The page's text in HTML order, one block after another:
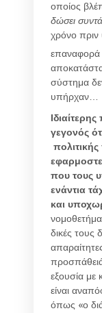
οποίος
δώσει
χρόνο πριν
επαναφορά
σύστημα
υπήρχαν…
γεγονός
που τους
ενάντια
και
δικές τους
εξουσία με
είναι
όπως «ο